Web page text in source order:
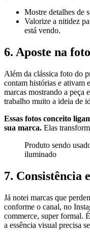
Mostre detalhes de
Valorize a nitidez
está vendo.
6. Aposte na
Além da clássica foto do
contam histórias e ativam
marcas mostrando a peça
trabalho muito a ideia de
Essas fotos conceito
sua marca. Elas
Produto sendo
iluminado
7. Consistência
Já notei marcas que
conforme o canal, no
commerce, super formal.
a essência visual precisa